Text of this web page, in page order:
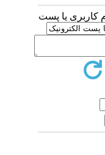
کاربری یا پست